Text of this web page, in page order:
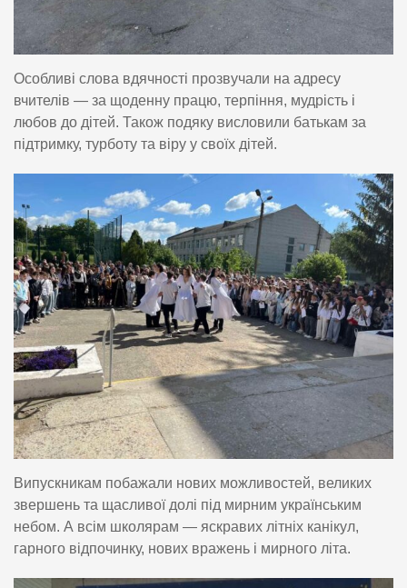
Особливі слова вдячності прозвучали на адресу
вчителів — за щоденну працю, терпіння, мудрість і
любов до дітей. Також подяку висловили батькам за
підтримку, турботу та віру у своїх дітей.
Випускникам побажали нових можливостей, великих
звершень та щасливої долі під мирним українським
небом. А всім школярам — яскравих літніх канікул,
гарного відпочинку, нових вражень і мирного літа.